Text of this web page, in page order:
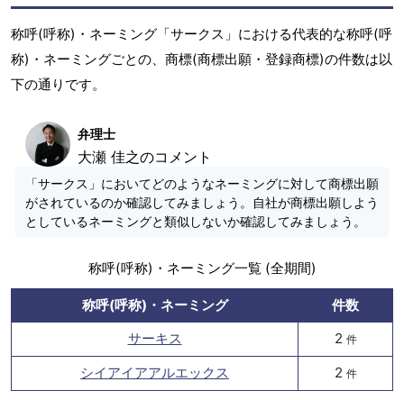
称呼(呼称)・ネーミング「サークス」における代表的な称呼(呼
称)・ネーミングごとの、商標(商標出願・登録商標)の件数は以
下の通りです。
弁理士
大瀬 佳之のコメント
「サークス」においてどのようなネーミングに対して商標出願
がされているのか確認してみましょう。自社が商標出願しよう
としているネーミングと類似しないか確認してみましょう。
称呼(呼称)・ネーミング一覧 (全期間)
称呼(呼称)・ネーミング
件数
サーキス
2 件
シイアイアアルエックス 2 件